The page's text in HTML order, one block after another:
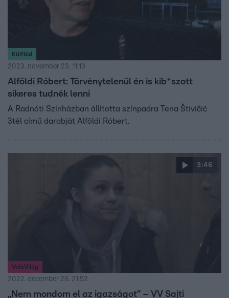
Külföld
2023. november 23. 11:13
Alföldi Róbert: Törvénytelenül én is kib*szott
sikeres tudnék lenni
A Radnóti Színházban állította színpadra Tena Štivičić
3tél című darabját Alföldi Róbert.
3:46
ValóVilág
2022. december 26. 21:52
„Nem mondom el az igazságot” – VV Sajti